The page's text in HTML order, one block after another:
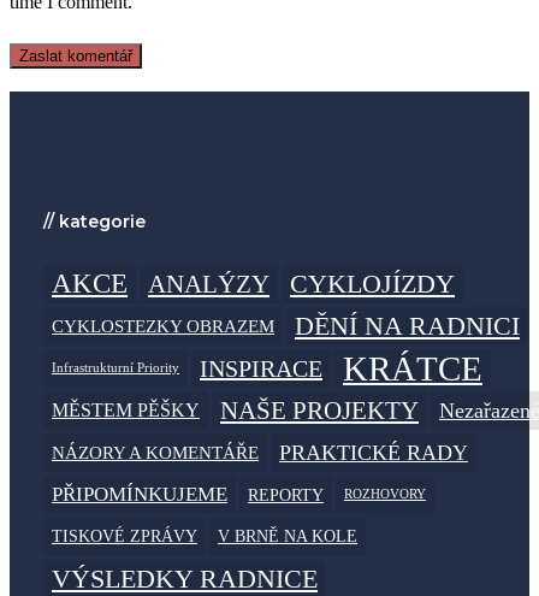
// kategorie
AKCE ANALÝZY CYKLOJÍZDY
CYKLOSTEZKY OBRAZEM DĚNÍ NA RADNICI
Infrastrukturní Priority INSPIRACE KRÁTCE
MĚSTEM PĚŠKY NAŠE PROJEKTY Nezařazené
NÁZORY A KOMENTÁŘE PRAKTICKÉ RADY
PŘIPOMÍNKUJEME REPORTY ROZHOVORY
TISKOVÉ ZPRÁVY V BRNĚ NA KOLE
VÝSLEDKY RADNICE